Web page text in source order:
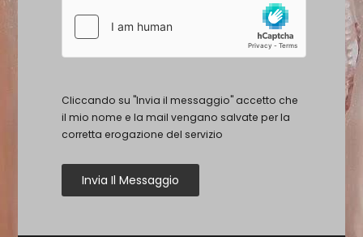
Cliccando su "Invia il messaggio" accetto che
il mio nome e la mail vengano salvate per la
corretta erogazione del servizio
Invia Il Messaggio